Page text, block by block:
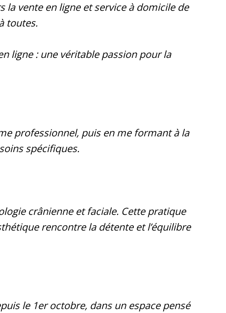
la vente en ligne et service à domicile de
toutes.
ligne : une véritable passion pour la
professionnel, puis en me formant à la
spécifiques.
crânienne et faciale. Cette pratique
rencontre la détente et l’équilibre
le 1er octobre, dans un espace pensé